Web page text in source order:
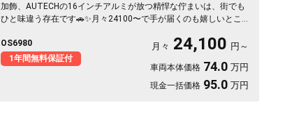
加飾、AUTECHの16インチアルミが放つ精悍な佇まいは、街でも
ひと味違う存在です🚗✨月々24100〜で手が届くのも嬉しいとこ
ラ付きで大きなボディも駐車ラクラク。二列目サンシェードとW
エアコンで、仲間との遠出も夏場のドライブも快適そのもの💫ク
ルコン装備で長距離移動もぐっと楽に。週末の趣味も遠出も、こ
れ一台で世界が広がります👍走行9.8万kmでこの状態、《1年保証
OS6980
1年間無料保証付
月々 24,100 円～
車両本体価格 74.0 万円
現金一括価格 95.0 万円